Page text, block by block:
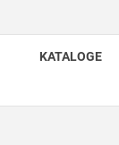
KATALOGE